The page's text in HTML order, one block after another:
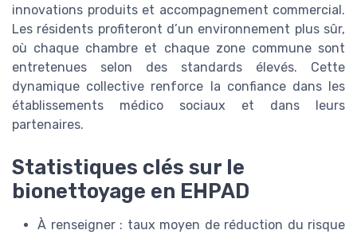
innovations produits et accompagnement commercial.
Les résidents profiteront d’un environnement plus sûr,
où chaque chambre et chaque zone commune sont
entretenues selon des standards élevés. Cette
dynamique collective renforce la confiance dans les
établissements médico sociaux et dans leurs
partenaires.
Statistiques clés sur le
bionettoyage en EHPAD
À renseigner : taux moyen de réduction du risque